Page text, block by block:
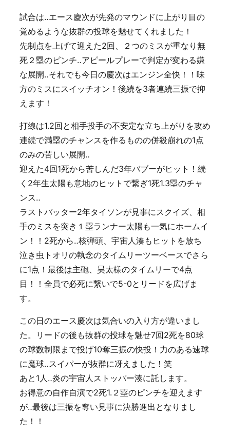
試合は‥エース慶次が先発のマウンドに上がり目の
覚めるような抜群の投球を魅せてくれました！
先制点を上げて迎えた2回、２つのミスが重なり無
死２塁のピンチ‥アピールプレーで判定が変わる嫌
な展開‥それでも今日の慶次はエンジン全快！！味
方のミスにスイッチオン！後続を3者連続三振で抑
えます！
打線は1.2回と相手投手の不安定な立ち上がりを攻め
連続で満塁のチャンスを作るものの併殺崩れの1点
のみの苦しい展開‥
迎えた4回1死から苦しんだ3年バブーがヒット！続
く2年生太陽も意地のヒットで繋ぎ1死1.3塁のチャ
ンス‥
ラストバッター2年タイソンが見事にスクイズ、相
手のミスを突き１塁ランナー太陽も一気にホームイ
ン！！2死から‥核弾頭、宇宙人湊もヒットを放ち
泣き虫トオリの執念のタイムリーツーベースでさら
に1点！最後は主砲、昊太様のタイムリーで4点
目！！全員で必死に繋いで5-0とリードを広げま
す。
この日のエース慶次は気合いの入り方が違いまし
た。リードの後も抜群の投球を魅せ7回2死を80球
の球数制限まで投げ10奪三振の快投！力のある速球
に魔球‥スイパーが抜群に冴えました！笑
あと1人‥炎の宇宙人ストッパー湊に託します。
お得意の自作自演で2死1.２塁のピンチを迎えます
が‥最後は三振を奪い見事に決勝進出となりまし
た！！